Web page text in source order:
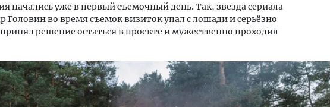
начались уже в первый съемочный день. Так, звезда сериала
Головин во время съемок визиток упал с лошади и серьёзно
решение остаться в проекте и мужественно проходил